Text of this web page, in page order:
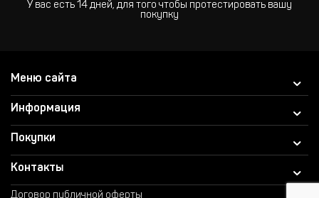
У вас есть 14 дней, для того чтобы протестировать вашу
покупку
Меню сайта
Информация
Покупки
Контакты
Договор публичной оферты